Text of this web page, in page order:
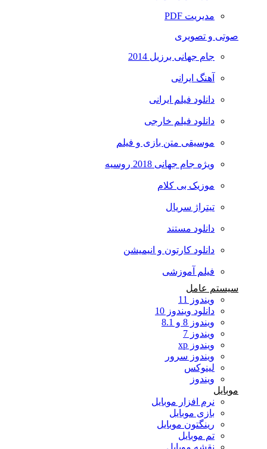
مدیریت PDF
صوتی و تصویری
جام جهانی برزیل 2014
آهنگ ایرانی
دانلود فیلم ایرانی
دانلود فیلم خارجی
موسیقی متن بازی و فیلم
ویژه جام جهانی 2018 روسیه
موزیک بی کلام
تیتراژ سریال
دانلود مستند
دانلود کارتون و انیمیشن
فیلم آموزشی
سیستم عامل
ویندوز 11
دانلود ویندوز 10
ویندوز 8 و 8.1
ویندوز 7
ویندوز xp
ویندوز سرور
لینوکس
ویندوز
موبایل
نرم افزار موبایل
بازی موبایل
رینگتون موبایل
تم موبایل
نقشه موبایل